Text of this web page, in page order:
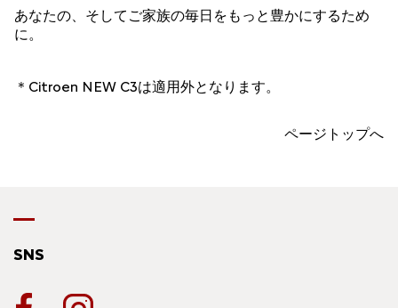
あなたの、そしてご家族の毎日をもっと豊かにするため
に。
＊Citroen NEW C3は適用外となります。
ページトップへ
SNS